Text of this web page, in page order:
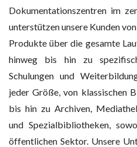
Dokumentationszentren im
unterstützen unsere Kunden
Produkte über die gesamte
hinweg bis hin zu
Schulungen und
jeder Größe, von klassischen
bis hin zu Archiven,
und Spezialbibliotheken,
öffentlichen Sektor. Unsere